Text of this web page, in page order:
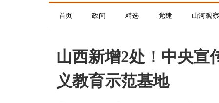
首页 政闻 精选 党建 山河观察
山西新增2处！中央宣
义教育示范基地